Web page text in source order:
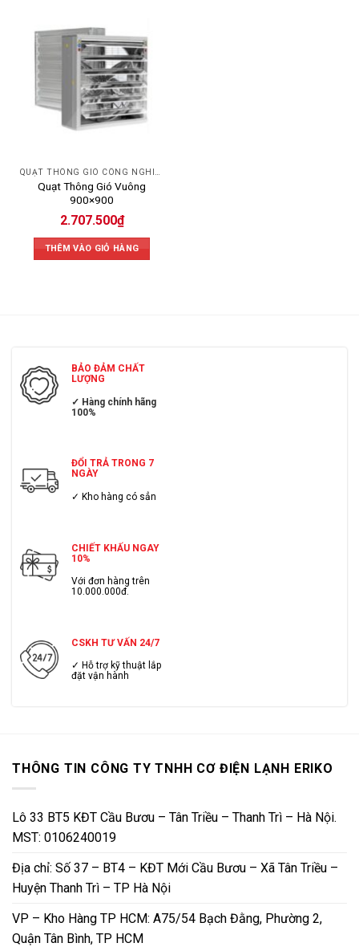
Quạt Thông Gió Vuông
900×900
2.707.500₫
THÊM VÀO GIỎ HÀNG
BẢO ĐẢM CHẤT
LƯỢNG
✓ Hàng chính hãng
100%
ĐỔI TRẢ TRONG 7
NGÀY
✓ Kho hàng có sẳn
CHIẾT KHẤU NGAY
10%
Với đơn hàng trên
10.000.000đ.
CSKH TƯ VẤN 24/7
✓ Hỗ trợ kỹ thuật lắp
đặt vận hành
THÔNG TIN CÔNG TY TNHH CƠ ĐIỆN LẠNH ERIKO
Lô 33 BT5 KĐT Cầu Bươu – Tân Triều – Thanh Trì – Hà Nội.
MST: 0106240019
Địa chỉ: Số 37 – BT4 – KĐT Mới Cầu Bươu – Xã Tân Triều –
Huyện Thanh Trì – TP Hà Nội
VP – Kho Hàng TP HCM: A75/54 Bạch Đằng, Phường 2,
Quận Tân Bình, TP HCM